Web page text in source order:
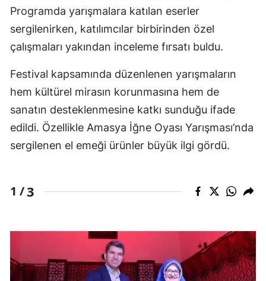
Programda yarışmalara katılan eserler
sergilenirken, katılımcılar birbirinden özel
çalışmaları yakından inceleme fırsatı buldu.
Festival kapsamında düzenlenen yarışmaların
hem kültürel mirasın korunmasına hem de
sanatın desteklenmesine katkı sunduğu ifade
edildi. Özellikle Amasya İğne Oyası Yarışması’nda
sergilenen el emeği ürünler büyük ilgi gördü.
1 /3